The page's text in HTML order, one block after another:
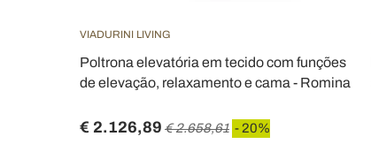
VIADURINI LIVING
Poltrona elevatória em tecido com funções
de elevação, relaxamento e cama - Romina
€ 2.126,89 € 2.658,61 - 20%